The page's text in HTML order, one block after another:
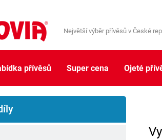
Největší výběr přívěsů v České
přívěsů Super cena Ojeté